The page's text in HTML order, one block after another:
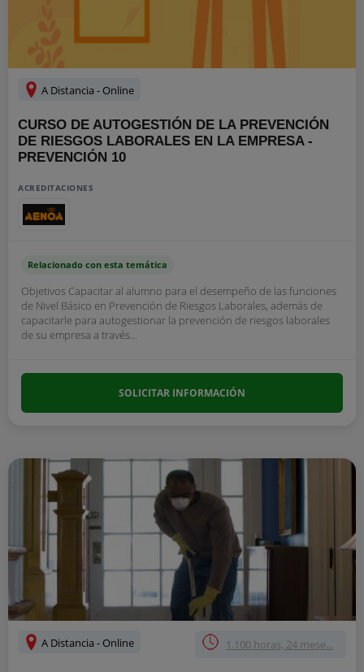
A Distancia - Online
CURSO DE AUTOGESTIÓN DE LA PREVENCIÓN
DE RIESGOS LABORALES EN LA EMPRESA -
PREVENCIÓN 10
ACREDITACIONES
Relacionado con esta temática
Objetivos Capacitar al alumno para el desempeño de las funciones
de Nivel Básico en Prevención de Riesgos Laborales, además de
capacitarle para autogestionar la prevención de riesgos laborales
de su empresa a través...
SOLICITAR INFORMACIÓN
A Distancia - Online 1.100 horas, 24 mese...